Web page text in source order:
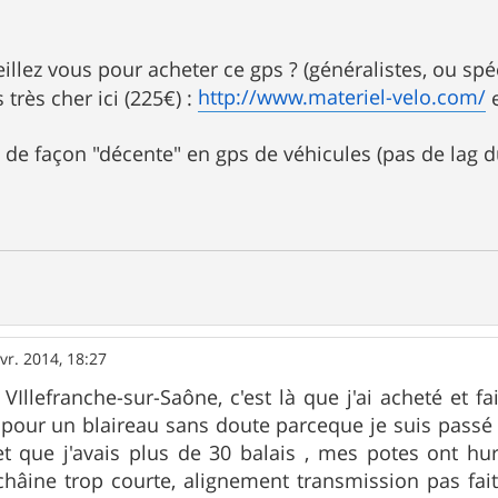
vous pour acheter ce gps ? (généralistes, ou
cher ici (225€) : http://www.materiel-velo.com/
façon "décente" en gps de véhicules (pas de lag
2014, 18:27
sur-Saône, c'est là que j'ai acheté et
un blaireau sans doute parceque je suis
que j'avais plus de 30 balais , mes potes ont
trop courte, alignement transmission pas